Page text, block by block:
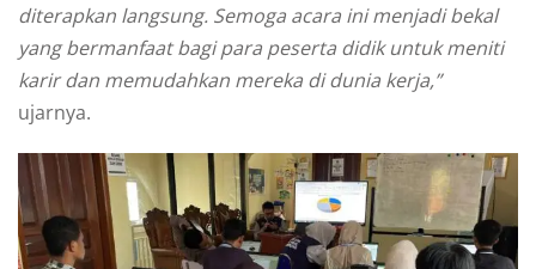
diterapkan langsung. Semoga acara ini menjadi bekal
yang bermanfaat bagi para peserta didik untuk meniti
karir dan memudahkan mereka di dunia kerja,”
ujarnya.